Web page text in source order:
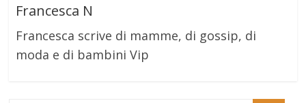
Francesca N
Francesca scrive di mamme, di gossip, di
moda e di bambini Vip